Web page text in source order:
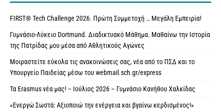
FIRST® Tech Challenge 2026. Πρώτη Συμμετοχή … Μεγάλη Εμπειρία!
Γυμνάσιο-Λύκειο Dortmund. Διαδικτυακό Μάθημα. Μαθαίνω την Ιστορία
της Πατρίδας μου μέσα από Αθλητικούς Αγώνες
Μοιραστείτε εύκολα τις ανακοινώσεις σας, νέα από το ΠΣΔ και το
Υπουργείο Παιδείας μέσω του webmail.sch.gr/express
Τα Erasmus νέα μας! – Ιούλιος 2026 – Γυμνάσιο Κανήθου Χαλκίδας
«Ενεργώ Σωστά: Αξιοποιώ την ενέργεια και βγαίνω κερδισμένος!»